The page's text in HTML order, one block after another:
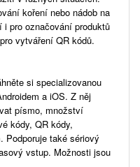
koření nebo nádob na
pro označování produktů
vytváření QR kódů.
si specializovanou
a iOS. Z něj
písmo, množství
kódy, QR kódy,
Podporuje také sériový
vstup. Možnosti jsou